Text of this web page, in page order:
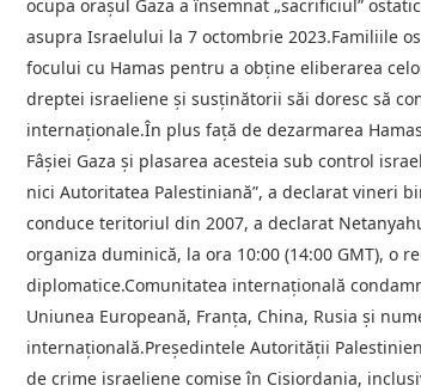
ocupa oraşul Gaza a însemnat „sacrificiul”
asupra Israelului la 7 octombrie 2023.Familiile
focului cu Hamas pentru a obţine eliberarea
dreptei israeliene şi susţinătorii săi doresc să
internaţionale.În plus faţă de dezarmarea
Fâşiei Gaza şi plasarea acesteia sub control
nici Autoritatea Palestiniană”, a declarat vineri
conduce teritoriul din 2007, a declarat
organiza duminică, la ora 10:00 (14:00 GMT),
diplomatice.Comunitatea internațională
Uniunea Europeană, Franţa, China, Rusia şi
internaţională.Preşedintele Autorităţii
de crime israeliene comise în Cisiordania,